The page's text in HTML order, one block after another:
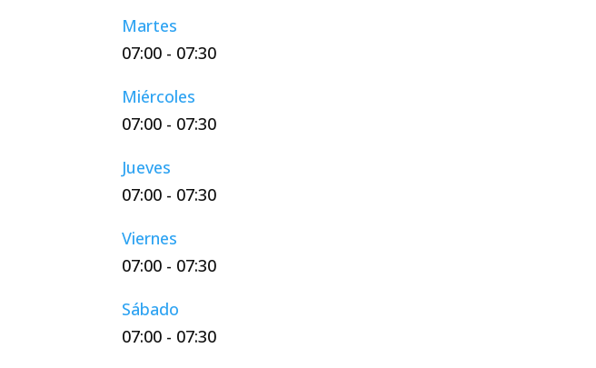
Martes
07:00 - 07:30
Miércoles
07:00 - 07:30
Jueves
07:00 - 07:30
Viernes
07:00 - 07:30
Sábado
07:00 - 07:30